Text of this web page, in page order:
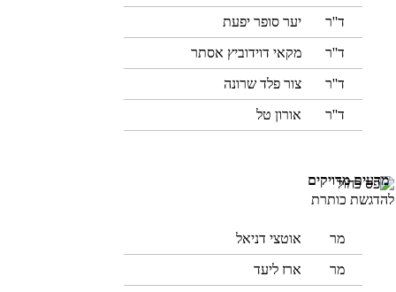
ד''ר יער סופר יפעת
ד''ר מקאי דוידוביץ אסתר
ד''ר צור פלד שרונה
ד''ר אורון טל
מדעים מדויקים
מר אוטצי דניאל
מר ארז ליעד